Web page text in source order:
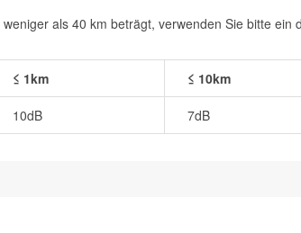
als 40 km beträgt, verwenden Sie bitte
≤ 1km ≤ 10km
10dB 7dB